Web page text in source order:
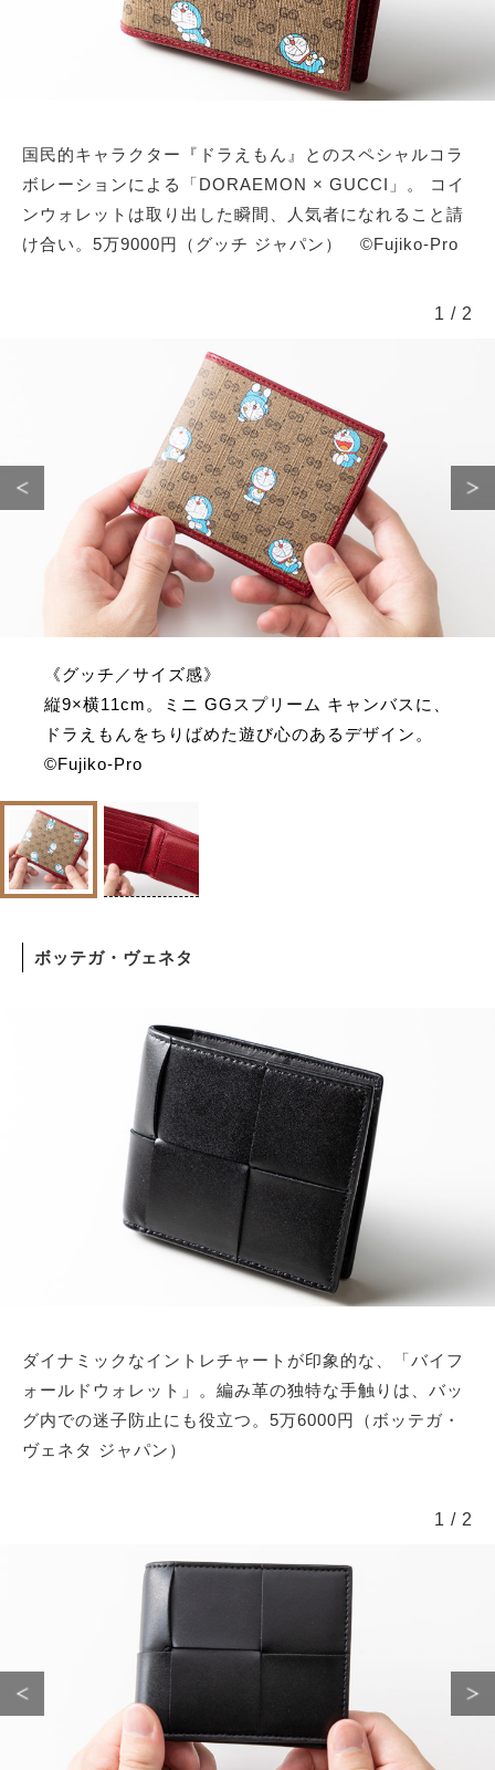
国民的キャラクター『ドラえもん』とのスペシャルコラ
ボレーションによる「DORAEMON × GUCCI」。 コイ
ンウォレットは取り出した瞬間、人気者になれること請
け合い。5万9000円（グッチ ジャパン） ©Fujiko-Pro
《グッチ／サイズ感》
縦9×横11cm。ミニ GGスプリーム キャンバスに、
ドラえもんをちりばめた遊び心のあるデザイン。
©Fujiko-Pro
1 / 2
ボッテガ・ヴェネタ
ダイナミックなイントレチャートが印象的な、「バイフ
ォールドウォレット」。編み革の独特な手触りは、バッ
グ内での迷子防止にも役立つ。5万6000円（ボッテガ・
ヴェネタ ジャパン）
1 / 2